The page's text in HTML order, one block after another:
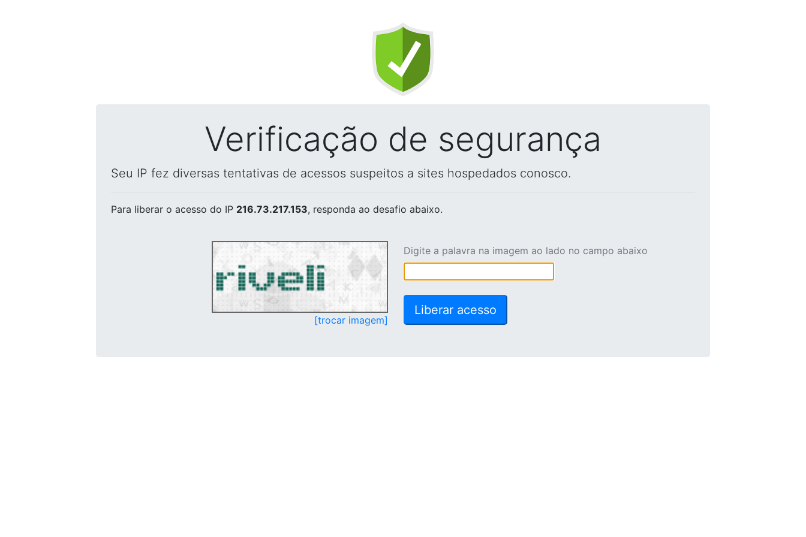
Verificação de segurança
Seu IP fez diversas tentativas de acessos suspeitos a sites hospedados conosco.
Para liberar o acesso do IP 216.73.217.153, responda ao desafio abaixo.
[trocar imagem]
Digite a palavra na imagem ao lado no campo abaixo